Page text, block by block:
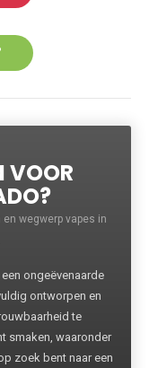
VOOR
wegwerp vapes in
ongeëvenaarde
ontworpen en
te
smaken, waaronder
zoek bent naar een